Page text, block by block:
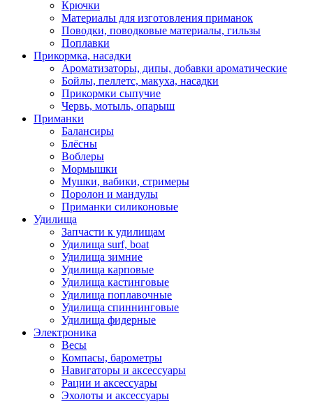
Крючки
Материалы для изготовления приманок
Поводки, поводковые материалы, гильзы
Поплавки
Прикормка, насадки
Ароматизаторы, дипы, добавки ароматические
Бойлы, пеллетс, макуха, насадки
Прикормки сыпучие
Червь, мотыль, опарыш
Приманки
Балансиры
Блёсны
Воблеры
Мормышки
Мушки, вабики, стримеры
Поролон и мандулы
Приманки силиконовые
Удилища
Запчасти к удилищам
Удилища surf, boat
Удилища зимние
Удилища карповые
Удилища кастинговые
Удилища поплавочные
Удилища спиннинговые
Удилища фидерные
Электроника
Весы
Компасы, барометры
Навигаторы и аксессуары
Рации и аксессуары
Эхолоты и аксессуары